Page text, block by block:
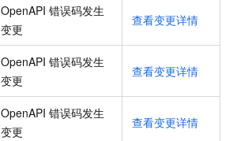
OpenAPI 错误码发生
变更
查看变更详情
OpenAPI 错误码发生
变更
查看变更详情
OpenAPI 错误码发生
变更
查看变更详情